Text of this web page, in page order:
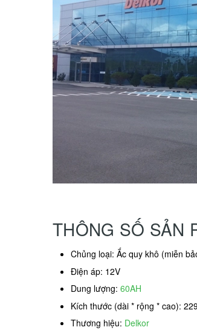
THÔNG SỐ SẢN
Chủng loại: Ắc quy khô (miễn
Điện áp: 12V
Dung lượng: 60AH
Kích thước (dài * rộng * cao):
Thương hiệu: Delkor